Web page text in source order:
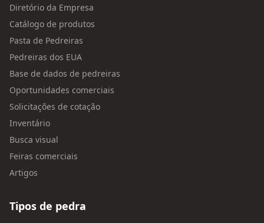
Diretório da Empresa
Catálogo de produtos
Pasta de Pedreiras
Pedreiras dos EUA
Base de dados de pedreiras
Oportunidades comerciais
Solicitações de cotação
Inventário
Busca visual
Feiras comerciais
Artigos
Tipos de pedra